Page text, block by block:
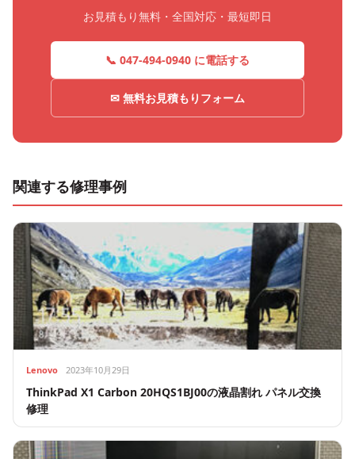
お見積もり無料・全国対応・最短即日
📞 047-494-0940 に電話する
✉ 無料お見積もりフォーム
関連する修理事例
Lenovo 2023年10月29日
ThinkPad X1 Carbon 20HQS1BJ00の液晶割れ パネル交換
修理